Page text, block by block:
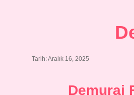
Tarih: Aralık 16, 2025
Demuraj